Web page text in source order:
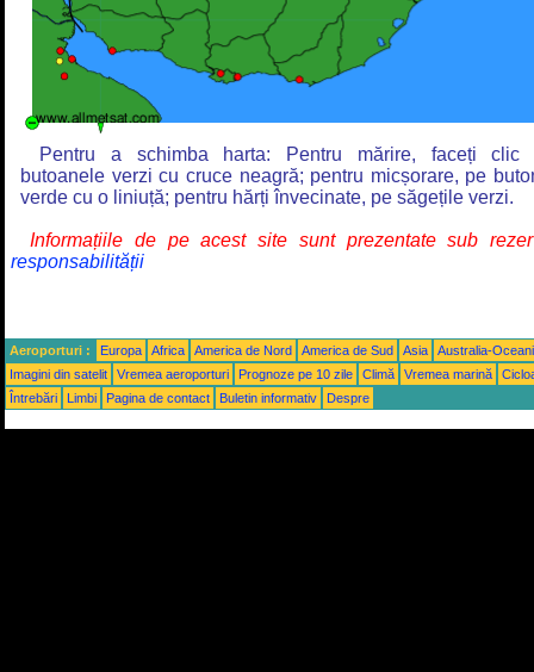
Pentru a schimba harta: Pentru mărire, faceți clic
butoanele verzi cu cruce neagră; pentru micșorare, pe
verde cu o liniuță; pentru hărți învecinate, pe săgețile verzi.
Informațiile de pe acest site sunt prezentate sub
responsabilității
Aeroporturi : Europa Africa America de Nord America de Sud Asia
Australia-
Imagini din satelit
Vremea aeroporturi Prognoze pe 10 zile Climă Vremea marină
Întrebări
Limbi Pagina de contact Buletin informativ Despre